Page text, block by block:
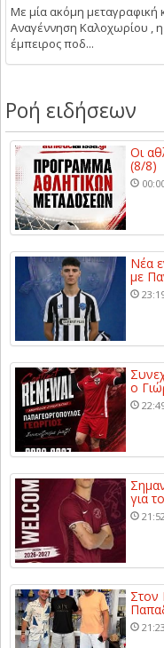
Με μία ακόμη μεταγραφική
Αναγέννηση Καλοχωρίου ,
έμπειρος ποδ...
Ροή ειδήσεων
Οι
(8/8)
Νέα
με
ο
για
21:52
Στον
21:23